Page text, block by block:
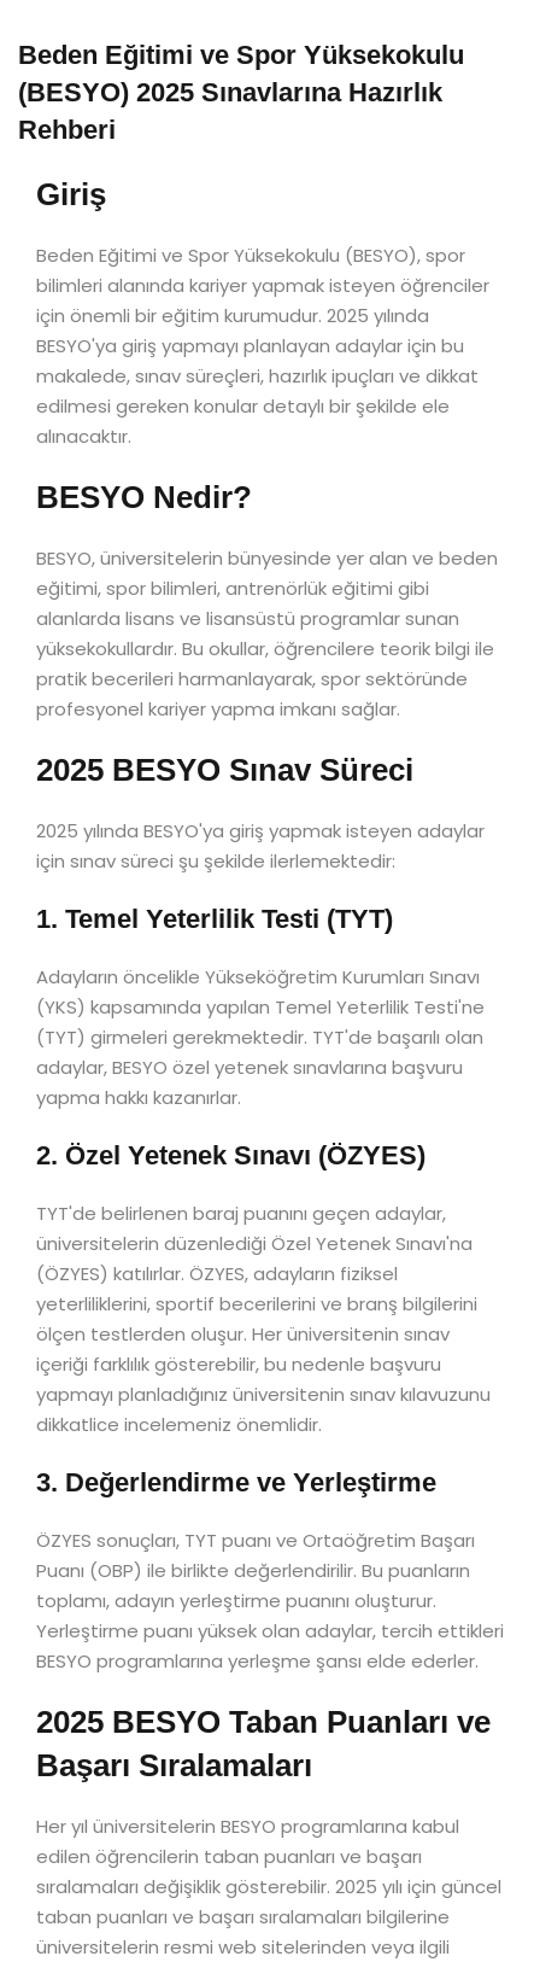
Beden Eğitimi ve Spor Yüksekokulu
(BESYO) 2025 Sınavlarına Hazırlık
Rehberi
Giriş
Beden Eğitimi ve Spor Yüksekokulu (BESYO), spor
bilimleri alanında kariyer yapmak isteyen öğrenciler
için önemli bir eğitim kurumudur. 2025 yılında
BESYO'ya giriş yapmayı planlayan adaylar için bu
makalede, sınav süreçleri, hazırlık ipuçları ve dikkat
edilmesi gereken konular detaylı bir şekilde ele
alınacaktır.
BESYO Nedir?
BESYO, üniversitelerin bünyesinde yer alan ve beden
eğitimi, spor bilimleri, antrenörlük eğitimi gibi
alanlarda lisans ve lisansüstü programlar sunan
yüksekokullardır. Bu okullar, öğrencilere teorik bilgi ile
pratik becerileri harmanlayarak, spor sektöründe
profesyonel kariyer yapma imkanı sağlar.
2025 BESYO Sınav Süreci
2025 yılında BESYO'ya giriş yapmak isteyen adaylar
için sınav süreci şu şekilde ilerlemektedir:
1. Temel Yeterlilik Testi (TYT)
Adayların öncelikle Yükseköğretim Kurumları Sınavı
(YKS) kapsamında yapılan Temel Yeterlilik Testi'ne
(TYT) girmeleri gerekmektedir. TYT'de başarılı olan
adaylar, BESYO özel yetenek sınavlarına başvuru
yapma hakkı kazanırlar.
2. Özel Yetenek Sınavı (ÖZYES)
TYT'de belirlenen baraj puanını geçen adaylar,
üniversitelerin düzenlediği Özel Yetenek Sınavı'na
(ÖZYES) katılırlar. ÖZYES, adayların fiziksel
yeterliliklerini, sportif becerilerini ve branş bilgilerini
ölçen testlerden oluşur. Her üniversitenin sınav
içeriği farklılık gösterebilir, bu nedenle başvuru
yapmayı planladığınız üniversitenin sınav kılavuzunu
dikkatlice incelemeniz önemlidir.
3. Değerlendirme ve Yerleştirme
ÖZYES sonuçları, TYT puanı ve Ortaöğretim Başarı
Puanı (OBP) ile birlikte değerlendirilir. Bu puanların
toplamı, adayın yerleştirme puanını oluşturur.
Yerleştirme puanı yüksek olan adaylar, tercih ettikleri
BESYO programlarına yerleşme şansı elde ederler.
2025 BESYO Taban Puanları ve
Başarı Sıralamaları
Her yıl üniversitelerin BESYO programlarına kabul
edilen öğrencilerin taban puanları ve başarı
sıralamaları değişiklik gösterebilir. 2025 yılı için güncel
taban puanları ve başarı sıralamaları bilgilerine
üniversitelerin resmi web sitelerinden veya ilgili